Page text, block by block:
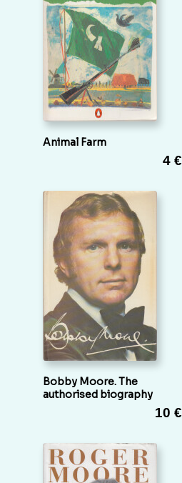
Animal Farm
4 €
Bobby Moore. The
authorised biography
10 €